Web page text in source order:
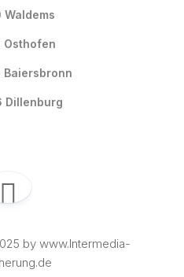
Osthofen
Baiersbronn
Dillenburg
by www.Intermedia-